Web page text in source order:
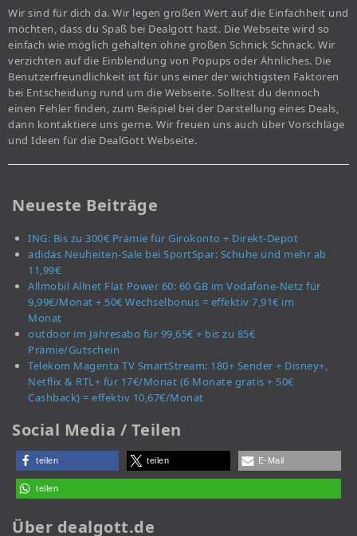
Wir sind für dich da. Wir legen großen Wert auf die Einfachheit und
möchten, dass du Spaß bei Dealgott hast. Die Webseite wird so
einfach wie möglich gehalten ohne großen Schnick Schnack. Wir
verzichten auf die Einblendung von Popups oder Ähnliches. Die
Benutzerfreundlichkeit ist für uns einer der wichtigsten Faktoren
bei Entscheidung rund um die Webseite. Solltest du dennoch
einen Fehler finden, zum Beispiel bei der Darstellung eines Deals,
dann kontaktiere uns gerne. Wir freuen uns auch über Vorschläge
und Ideen für die DealGott Webseite.
Neueste Beiträge
ING: Bis zu 300€ Prämie für Girokonto + Direkt-Depot
adidas Neuheiten-Sale bei SportSpar: Schuhe und mehr ab
11,99€
Allmobil Allnet Flat Power 60: 60 GB im Vodafone-Netz für
9,99€/Monat + 50€ Wechselbonus = effektiv 7,91€ im
Monat
outdoor im Jahresabo für 99,65€ + bis zu 85€
Prämie/Gutschein
Telekom Magenta TV SmartStream: 180+ Sender + Disney+,
Netflix & RTL+ für 17€/Monat (6 Monate gratis + 50€
Cashback) = effektiv 10,67€/Monat
Social Media / Teilen
teilen teilen E-Mail
teilen
Über dealgott.de